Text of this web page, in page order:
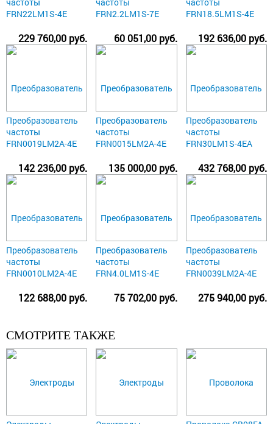
FRN22LM1S-4E
229 760,00 руб.
FRN2.2LM1S-7E
60 051,00 руб.
FRN18.5LM1S-4E
192 636,00 руб.
Преобразователь
частоты
FRN0019LM2A-4E
142 236,00 руб.
Преобразователь
частоты
FRN0015LM2A-4E
135 000,00 руб.
Преобразователь
частоты
FRN30LM1S-4EA
432 768,00 руб.
Преобразователь
частоты
FRN0010LM2A-4E
122 688,00 руб.
Преобразователь
частоты
FRN4.0LM1S-4E
75 702,00 руб.
Преобразователь
частоты
FRN0039LM2A-4E
275 940,00 руб.
СМОТРИТЕ ТАКЖЕ